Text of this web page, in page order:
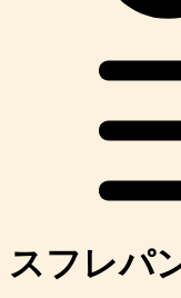
スフレパ